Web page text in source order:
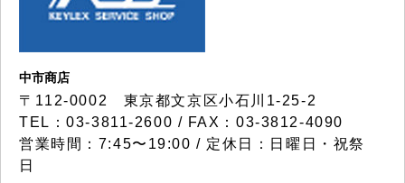
中市商店
〒112-0002 東京都文京区小石川1-25-2
TEL：03-3811-2600 / FAX：03-3812-4090
営業時間：7:45〜19:00 / 定休日：日曜日・祝祭
日